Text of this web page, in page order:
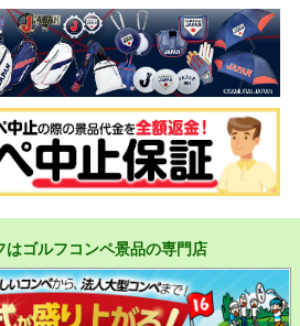
はゴルフコンペ景品の専門店